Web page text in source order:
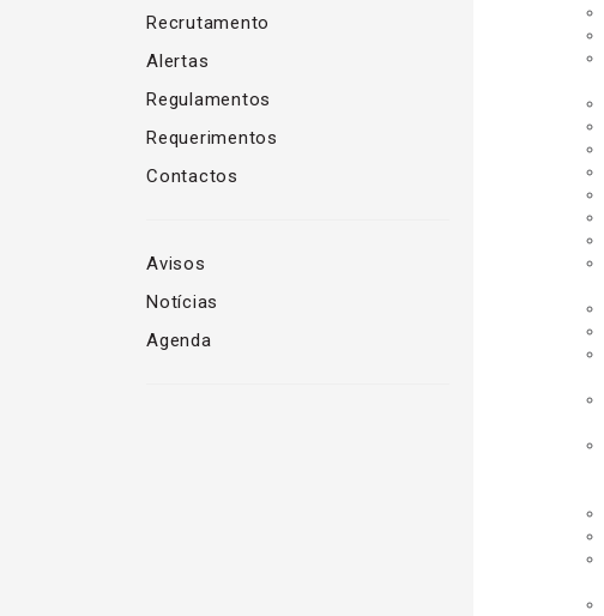
Recrutamento
Alertas
Regulamentos
Requerimentos
Contactos
Avisos
Notícias
Agenda